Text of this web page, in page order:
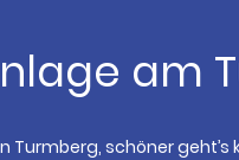
am
Turmberg, schöner geht’s